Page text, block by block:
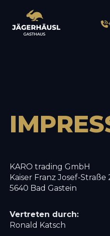
KARO trading GmbH
Kaiser Franz Josef-Straße
5640 Bad Gastein
Vertreten durch:
Ronald Katsch